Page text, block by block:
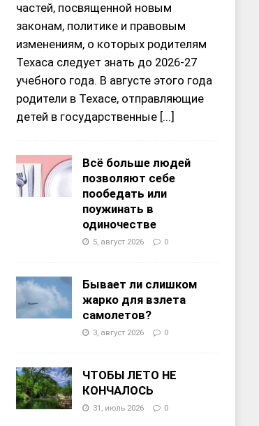
частей, посвященной новым
законам, политике и правовым
изменениям, о которых родителям
Техаса следует знать до 2026-27
учебного года. В августе этого года
родители в Техасе, отправляющие
детей в государственные [...]
Всё больше людей
позволяют себе
пообедать или
поужинать в
одиночестве
5, август 2026 0
Бывает ли слишком
жарко для взлета
самолетов?
3, август 2026 0
ЧТОБЫ ЛЕТО НЕ
КОНЧАЛОСЬ
31, июль 2026 0